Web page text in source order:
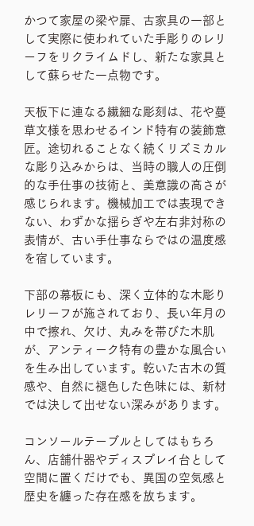
かつて家屋の梁や扉、古家具の一部と
して実際に使われていた手彫りのレリ
ーフをリクライムドし、新たな家具と
して蘇らせた一点物です。
天板下に連なる繊細な彫刻は、花や蔓
草文様を思わせるインド特有の装飾意
匠。途切れることなく続くリズミカル
な彫り込みからは、当時の職人の圧倒
的な手仕事の技術と、美意識の高さが
感じられます。機械加工では表現でき
ない、わずかな揺らぎや左右非対称の
表情が、古い手仕事ならではの温度感
を宿しています。
下部の幕板にも、深く立体的な木彫り
レリーフが施されており、長い年月の
中で擦れ、欠け、丸みを帯びた木肌
が、アンティーク特有の豊かな風合い
を生み出しています。乾いた古木の質
感や、自然に褪色した色味には、新材
では決して出せない深みがあります。
コンソールテーブルとしてはもちろ
ん、店舗什器やディスプレイ台として
空間に置くだけでも、異国の空気感と
歴史を纏った存在感を放ちます。